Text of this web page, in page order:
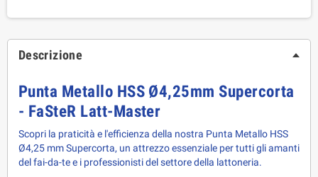
Descrizione
Punta Metallo HSS Ø4,25mm Supercorta
- FaSteR Latt-Master
Scopri la praticità e l'efficienza della nostra Punta Metallo HSS
Ø4,25 mm Supercorta, un attrezzo essenziale per tutti gli amanti
del fai-da-te e i professionisti del settore della lattoneria.